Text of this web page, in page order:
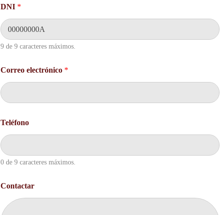
DNI *
9 de 9 caracteres máximos.
Correo electrónico *
Teléfono
0 de 9 caracteres máximos.
o
Contactar